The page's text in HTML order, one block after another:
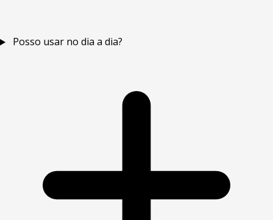
Posso usar no dia a dia?